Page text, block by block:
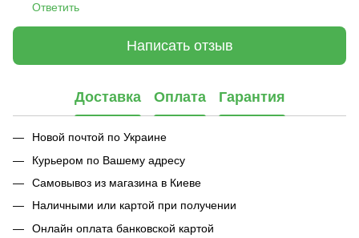
Ответить
Написать отзыв
Доставка Оплата Гарантия
Новой почтой по Украине
Курьером по Вашему адресу
Самовывоз из магазина в Киеве
Наличными или картой при получении
Онлайн оплата банковской картой